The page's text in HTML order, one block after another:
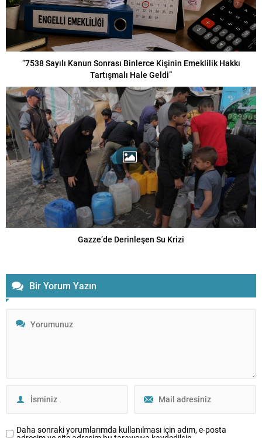
“7538 Sayılı Kanun Sonrası Binlerce Kişinin Emeklilik Hakkı
Tartışmalı Hale Geldi”
Gazze’de Derinleşen Su Krizi
Bir Yorum Yazın
Daha sonraki yorumlarımda kullanılması için adım, e-posta